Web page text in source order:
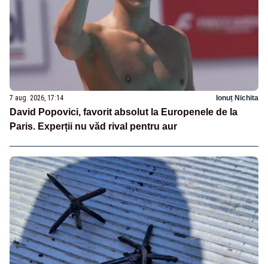
7 aug. 2026, 17:14 Ionuț Nichita
David Popovici, favorit absolut la Europenele de la
Paris. Experții nu văd rival pentru aur